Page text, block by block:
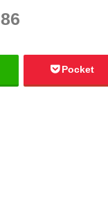
Pocket